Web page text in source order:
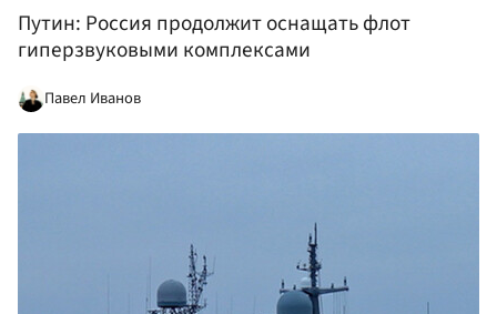
Путин: Россия продолжит оснащать флот
гиперзвуковыми комплексами
Павел Иванов